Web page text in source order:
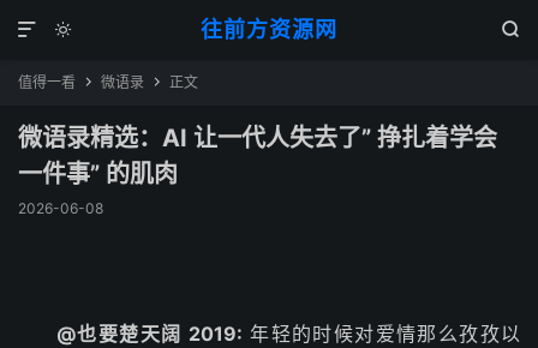
往前方资源网
 

值得一看  微语录  正文
微语录精选：AI 让一代人失去了” 挣扎着学会
一件事” 的肌肉
2026-06-08
@也要楚天阔 2019: 年轻的时候对爱情那么孜孜以